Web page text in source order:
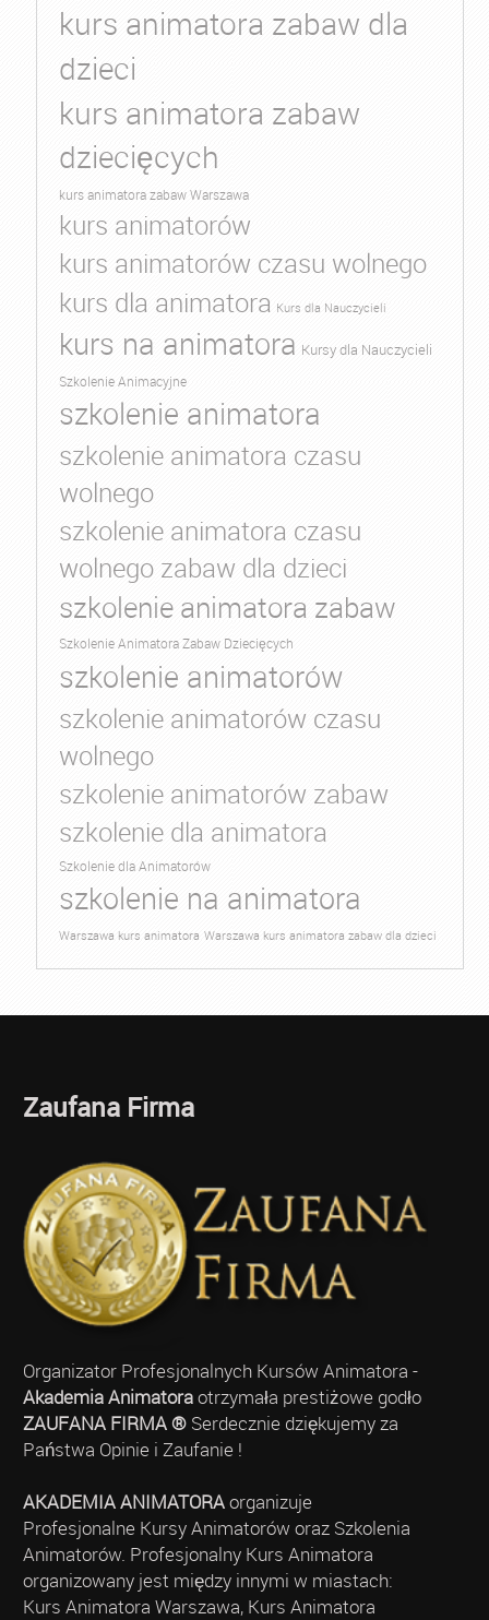
kurs animatora zabaw dla
dzieci
kurs animatora zabaw
dziecięcych
kurs animatora zabaw Warszawa
kurs animatorów
kurs animatorów czasu wolnego
kurs dla animatora Kurs dla Nauczycieli
kurs na animatora Kursy dla Nauczycieli
Szkolenie Animacyjne
szkolenie animatora
szkolenie animatora czasu
wolnego
szkolenie animatora czasu
wolnego zabaw dla dzieci
szkolenie animatora zabaw
Szkolenie Animatora Zabaw Dziecięcych
szkolenie animatorów
szkolenie animatorów czasu
wolnego
szkolenie animatorów zabaw
szkolenie dla animatora
Szkolenie dla Animatorów
szkolenie na animatora
Warszawa kurs animatora Warszawa kurs animatora zabaw dla dzieci
Zaufana Firma
Organizator Profesjonalnych Kursów Animatora -
Akademia Animatoraotrzymała prestiżowe godło
ZAUFANA FIRMA ®Serdecznie dziękujemy za
Państwa Opinie i Zaufanie !
AKADEMIA ANIMATORAorganizuje
Profesjonalne Kursy Animatorów oraz Szkolenia
Animatorów. Profesjonalny Kurs Animatora
organizowany jest między innymi w miastach:
Kurs Animatora Warszawa, Kurs Animatora